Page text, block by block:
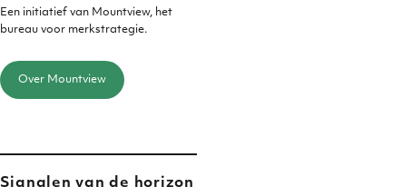
Een initiatief van Mountview, het
bureau voor merkstrategie.
Over Mountview
Signalen van de horizon